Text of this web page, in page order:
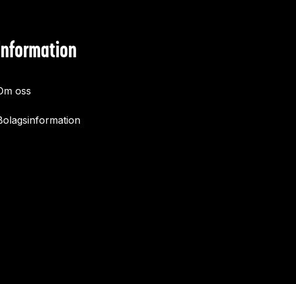
oss